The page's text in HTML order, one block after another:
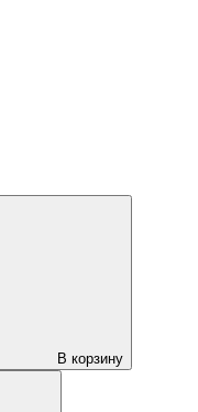
В корзину